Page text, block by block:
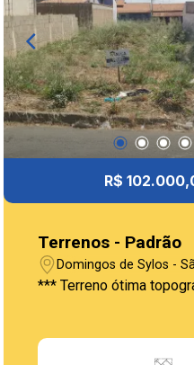
R$
Terrenos - Padrão
Domingos de Sylos -
Pardo/SP
*** Terreno ótima